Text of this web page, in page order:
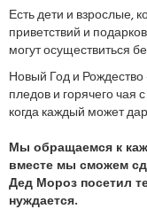
Есть дети и взрослые,
приветствий и
могут осуществиться
Новый Год и
пледов и горячего
когда каждый может
Мы обращаемся к
вместе мы сможем
Дед Мороз посетил
нуждается.